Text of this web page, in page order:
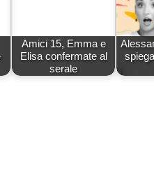
Amici 15, Emma e
Elisa confermate al
serale